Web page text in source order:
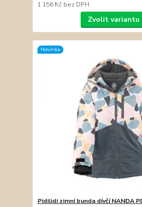
1 156 Kč bez DPH
Zvolit variantu
Novinka
Pidilidi zimní bunda dívčí NANDA